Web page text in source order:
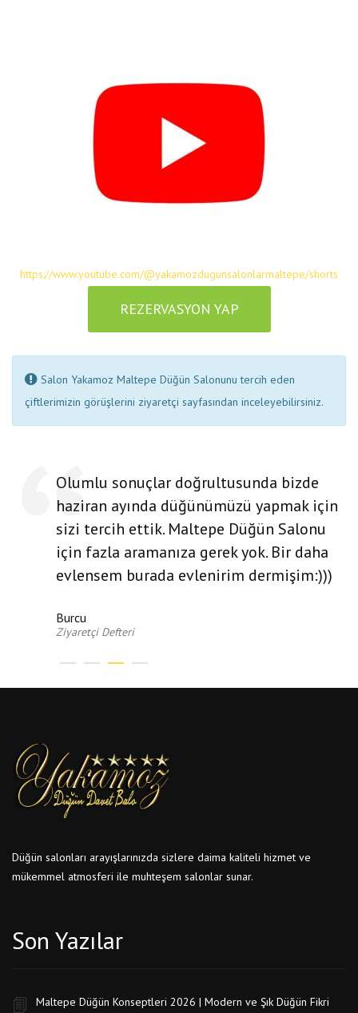
https://www.youtube.com/@yakamozdugunsalonlarmaltepe/shorts
REZERVASYON YAP
Salon Yakamoz Maltepe Düğün Salonunu tercih eden
çiftlerimizin görüşlerini ziyaretçi sayfasından inceleyebilirsiniz.
Olumlu sonuçlar doğrultusunda bizde
haziran ayında düğünümüzü yapmak için
sizi tercih ettik. Maltepe Düğün Salonu
için fazla aramanıza gerek yok. Bir daha
evlensem burada evlenirim dermişim:)))
Burcu
Ziyaretçi Defteri
Düğün salonları arayışlarınızda sizlere daima kaliteli hizmet ve
mükemmel atmosferi ile muhteşem salonlar sunar.
Son Yazılar
Maltepe Düğün Konseptleri 2026 | Modern ve Şık Düğün Fikri